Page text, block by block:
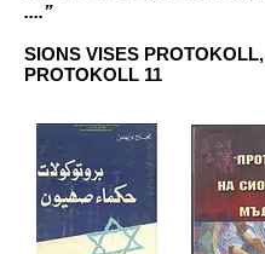
....”
SIONS VISES PROTOKOLL,
PROTOKOLL 11